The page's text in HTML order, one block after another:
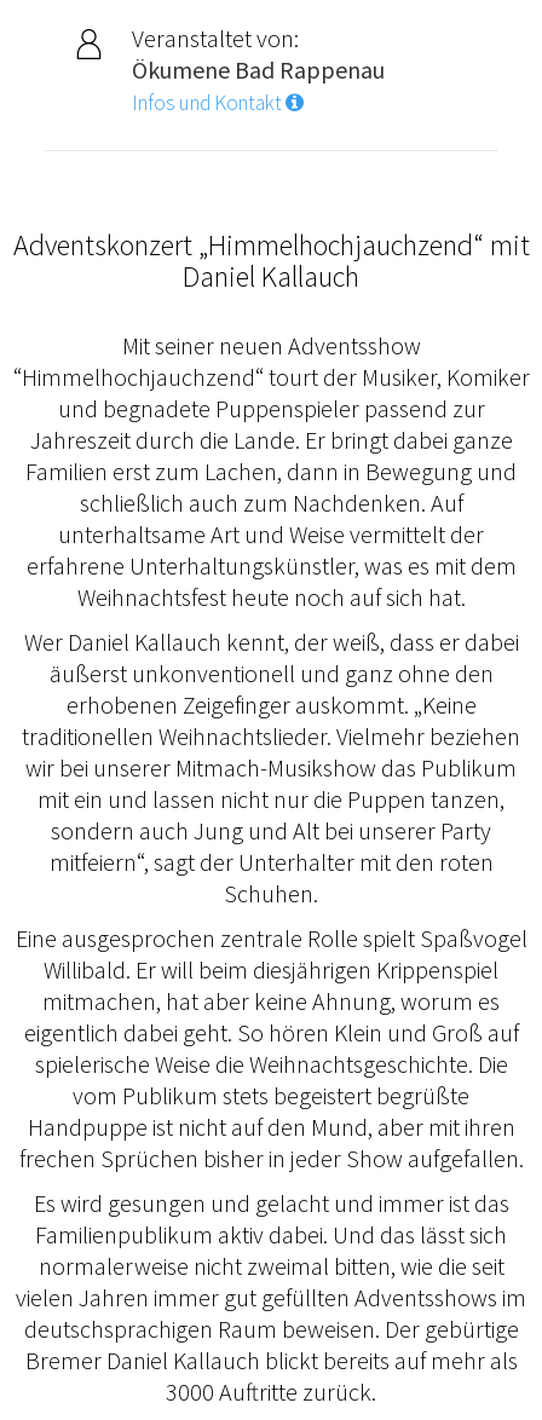
Veranstaltet von:
Ökumene Bad Rappenau
Infos und Kontakt
Adventskonzert „Himmelhochjauchzend“ mit
Daniel Kallauch
Mit seiner neuen Adventsshow
“Himmelhochjauchzend“ tourt der Musiker, Komiker
und begnadete Puppenspieler passend zur
Jahreszeit durch die Lande. Er bringt dabei ganze
Familien erst zum Lachen, dann in Bewegung und
schließlich auch zum Nachdenken. Auf
unterhaltsame Art und Weise vermittelt der
erfahrene Unterhaltungskünstler, was es mit dem
Weihnachtsfest heute noch auf sich hat.
Wer Daniel Kallauch kennt, der weiß, dass er dabei
äußerst unkonventionell und ganz ohne den
erhobenen Zeigefinger auskommt. „Keine
traditionellen Weihnachtslieder. Vielmehr beziehen
wir bei unserer Mitmach-Musikshow das Publikum
mit ein und lassen nicht nur die Puppen tanzen,
sondern auch Jung und Alt bei unserer Party
mitfeiern“, sagt der Unterhalter mit den roten
Schuhen.
Eine ausgesprochen zentrale Rolle spielt Spaßvogel
Willibald. Er will beim diesjährigen Krippenspiel
mitmachen, hat aber keine Ahnung, worum es
eigentlich dabei geht. So hören Klein und Groß auf
spielerische Weise die Weihnachtsgeschichte. Die
vom Publikum stets begeistert begrüßte
Handpuppe ist nicht auf den Mund, aber mit ihren
frechen Sprüchen bisher in jeder Show aufgefallen.
Es wird gesungen und gelacht und immer ist das
Familienpublikum aktiv dabei. Und das lässt sich
normalerweise nicht zweimal bitten, wie die seit
vielen Jahren immer gut gefüllten Adventsshows im
deutschsprachigen Raum beweisen. Der gebürtige
Bremer Daniel Kallauch blickt bereits auf mehr als
3000 Auftritte zurück.